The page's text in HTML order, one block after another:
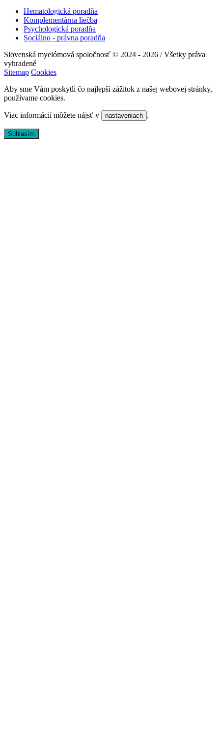
Hematologická poradňa
Komplementárna liečba
Psychologická poradňa
Sociálno - právna poradňa
Slovenská myelómová spoločnosť © 2024 - 2026 / Všetky práva
vyhradené
Sitemap Cookies
Aby sme Vám poskytli čo najlepší zážitok z našej webovej stránky,
používame cookies.
Viac informácií môžete nájsť v nastaveniach .
Súhlasím